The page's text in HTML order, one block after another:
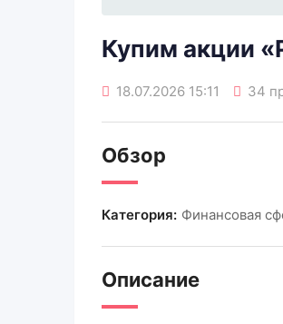
Купим акции
18.07.2026 15:11 34
Обзор
Категория: Финансовая
Описание